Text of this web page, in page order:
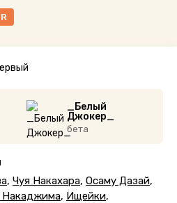
R
_Белый
Джокер_
бета
, Чуя Накахара, Осаму Дазай,
, Ищейки,